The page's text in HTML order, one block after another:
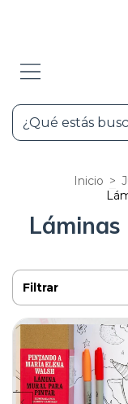
Inicio >
Filtrar